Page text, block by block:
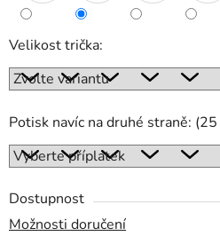
Velikost trička:
Potisk navíc na druhé straně:
Dostupnost
Možnosti doručení